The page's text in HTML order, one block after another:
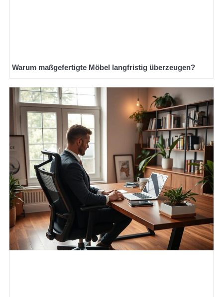
Warum maßgefertigte Möbel langfristig überzeugen?